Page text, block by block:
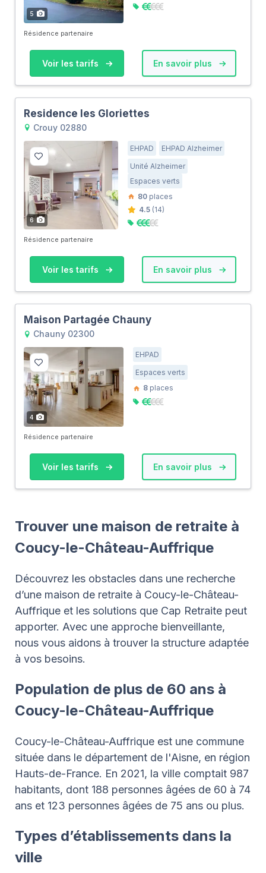
5
Résidence partenaire
Voir les tarifs En savoir plus
Residence les Gloriettes
Crouy 02880
6
EHPAD
EHPAD Alzheimer
Unité Alzheimer
Espaces verts
80 places
4.5 (14)
Résidence partenaire
Voir les tarifs En savoir plus
Maison Partagée Chauny
Chauny 02300
4
EHPAD
Espaces verts
8 places
Résidence partenaire
Voir les tarifs En savoir plus
Trouver une maison de retraite à
Coucy-le-Château-Auffrique
Découvrez les obstacles dans une recherche
d’une maison de retraite à Coucy-le-Château-
Auffrique et les solutions que Cap Retraite peut
apporter. Avec une approche bienveillante,
nous vous aidons à trouver la structure adaptée
à vos besoins.
Population de plus de 60 ans à
Coucy-le-Château-Auffrique
Coucy-le-Château-Auffrique est une commune
située dans le département de l'Aisne, en région
Hauts-de-France. En 2021, la ville comptait 987
habitants, dont 188 personnes âgées de 60 à 74
ans et 123 personnes âgées de 75 ans ou plus.
Types d’établissements dans la
ville